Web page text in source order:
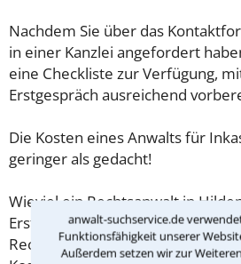
anwalt-suchservice.de
Funktionsfähigkeit unserer
Außerdem setzen wir zur
Nachdem Sie über das
in einer Kanzlei angefordert
eine Checkliste zur Verfügung,
Erstgespräch ausreichend
Die Kosten eines Anwalts für
geringer als gedacht!
Wieviel ein Rechtsanwalt in
Erstberatung verlangen darf, ist
Rechtsanwaltsvergütungsgesetz